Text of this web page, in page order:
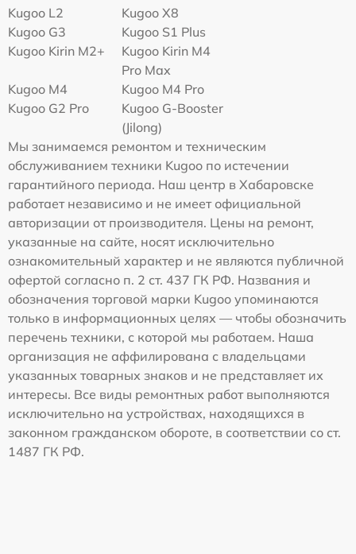
Kugoo L2
Kugoo X8
Kugoo G3
Kugoo S1 Plus
Kugoo Kirin M2+
Kugoo Kirin M4
Pro Max
Kugoo M4
Kugoo M4 Pro
Kugoo G2 Pro
Kugoo G-Booster
(Jilong)
Мы занимаемся ремонтом и техническим
обслуживанием техники Kugoo по истечении
гарантийного периода. Наш центр в Хабаровске
работает независимо и не имеет официальной
авторизации от производителя. Цены на ремонт,
указанные на сайте, носят исключительно
ознакомительный характер и не являются публичной
офертой согласно п. 2 ст. 437 ГК РФ. Названия и
обозначения торговой марки Kugoo упоминаются
только в информационных целях — чтобы обозначить
перечень техники, с которой мы работаем. Наша
организация не аффилирована с владельцами
указанных товарных знаков и не представляет их
интересы. Все виды ремонтных работ выполняются
исключительно на устройствах, находящихся в
законном гражданском обороте, в соответствии со ст.
1487 ГК РФ.